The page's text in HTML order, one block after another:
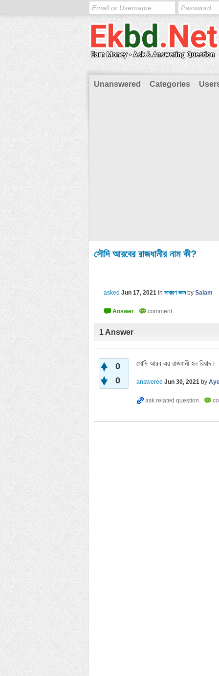
Unanswered Categories
সৌদি আরবের রাজধানীর নাম কী?
asked Jun 17, 2021 in সাধারণ জ্ঞান by Salam
1 Answer
0
0
সৌদি আরব এর রাজধানী হল রিয়াদ।
answered Jun 30, 2021 by